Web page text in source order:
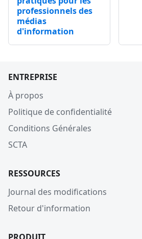
professionnels des
médias
d'information
ENTREPRISE
À propos
Politique de confidentialité
Conditions Générales
SCTA
RESSOURCES
Journal des modifications
Retour d'information